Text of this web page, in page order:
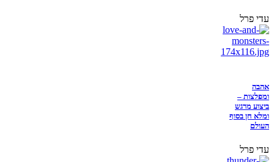
עדי פרל
אהבה
ומפלצות –
ביצוע מרגש
ומלא חן בסוף
העולם
עדי פרל